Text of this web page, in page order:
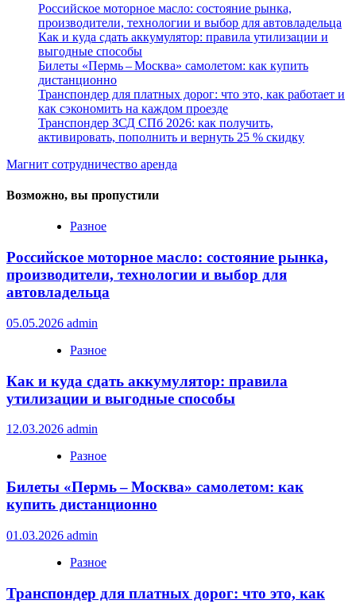
Российское моторное масло: состояние рынка,
производители, технологии и выбор для автовладельца
Как и куда сдать аккумулятор: правила утилизации и
выгодные способы
Билеты «Пермь – Москва» самолетом: как купить
дистанционно
Транспондер для платных дорог: что это, как работает и
как сэкономить на каждом проезде
Транспондер ЗСД СПб 2026: как получить,
активировать, пополнить и вернуть 25 % скидку
Магнит сотрудничество аренда
Возможно, вы пропустили
Разное
Российское моторное масло: состояние рынка,
производители, технологии и выбор для
автовладельца
05.05.2026 admin
Разное
Как и куда сдать аккумулятор: правила
утилизации и выгодные способы
12.03.2026 admin
Разное
Билеты «Пермь – Москва» самолетом: как
купить дистанционно
01.03.2026 admin
Разное
Транспондер для платных дорог: что это, как